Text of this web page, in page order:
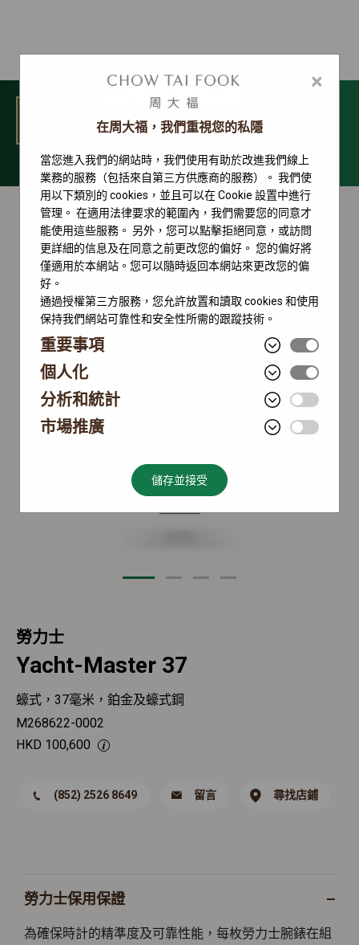
選單
Yacht-Master 系列
勞力士
Yacht-Master 37
蠔式，37毫米，鉑金及蠔式鋼
M268622-0002
HKD 100,600
(852) 2526 8649 留言 尋找店鋪
勞力士保用保證
為確保時計的精準度及可靠性能，每枚勞力士腕錶在組
×
在周大福，我們重視您的私隱
當您進入我們的網站時，我們使用有助於改進我們線上
業務的服務（包括來自第三方供應商的服務）。 我們使
用以下類別的 cookies，並且可以在 Cookie 設置中進行
管理。 在適用法律要求的範圍內，我們需要您的同意才
能使用這些服務。 另外，您可以點擊拒絕同意，或訪問
更詳細的信息及在同意之前更改您的偏好。 您的偏好將
僅適用於本網站。您可以隨時返回本網站來更改您的偏
好。
通過授權第三方服務，您允許放置和讀取 cookies 和使用
保持我們網站可靠性和安全性所需的跟蹤技術。
重要事項
個人化
分析和統計
市場推廣
儲存並接受